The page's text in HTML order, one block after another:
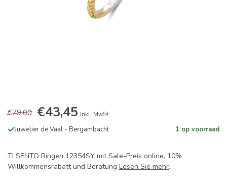
€79,00 €43,45 Inkl. MwSt.
Juwelier de Vaal - Bergambacht 1 op voorraad
TI SENTO Ringen 12354SY mit Sale-Preis online, 10%
Willkommensrabatt und Beratung Lesen Sie mehr.